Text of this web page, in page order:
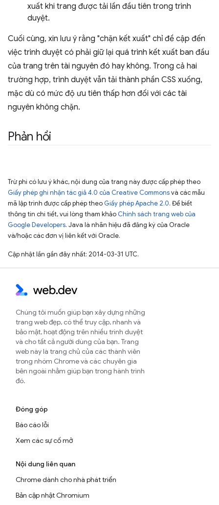
xuất khi trang được tải lần đầu tiên trong trình
duyệt.
Cuối cùng, xin lưu ý rằng "chặn kết xuất" chỉ đề cập đến
việc trình duyệt có phải giữ lại quá trình kết xuất ban đầu
của trang trên tài nguyên đó hay không. Trong cả hai
trường hợp, trình duyệt vẫn tải thành phần CSS xuống,
mặc dù có mức độ ưu tiên thấp hơn đối với các tài
nguyên không chặn.
Phản hồi
Trừ phi có lưu ý khác, nội dung của trang này được cấp phép theo
Giấy phép ghi nhận tác giả 4.0 của Creative Commonsvà các mẫu
mã lập trình được cấp phép theo Giấy phép Apache 2.0. Để biết
thông tin chi tiết, vui lòng tham khảo Chính sách trang web của
Google Developers. Java là nhãn hiệu đã đăng ký của Oracle
và/hoặc các đơn vị liên kết với Oracle.
Cập nhật lần gần đây nhất: 2014-03-31 UTC.
Chúng tôi muốn giúp bạn xây dựng những
trang web đẹp, có thể truy cập, nhanh và
bảo mật, hoạt động trên nhiều trình duyệt
và cho tất cả người dùng của bạn. Trang
web này là trang chủ của các thành viên
trong nhóm Chrome và các chuyên gia
bên ngoài nhằm giúp bạn trong hành trình
đó.
Đóng góp
Báo cáo lỗi
Xem các sự cố mở
Nội dung liên quan
Chrome dành cho nhà phát triển
Bản cập nhật Chromium